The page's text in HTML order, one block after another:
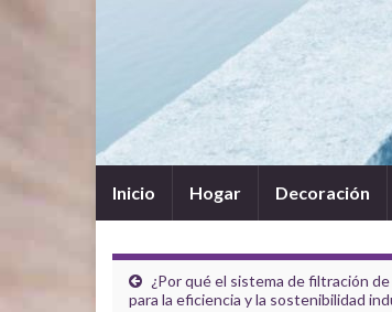
Inicio Hogar Decoración
¿Por qué el sistema de filtración
para la eficiencia y la sostenibilidad